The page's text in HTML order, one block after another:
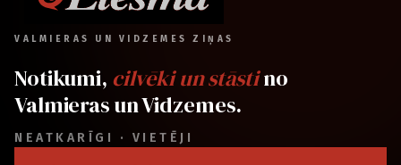
VALMIERAS UN VIDZEMES ZIŅAS
Notikumi, cilvēki un stāstino
Valmieras un Vidzemes.
NEATKARĪGI · VIETĒJI